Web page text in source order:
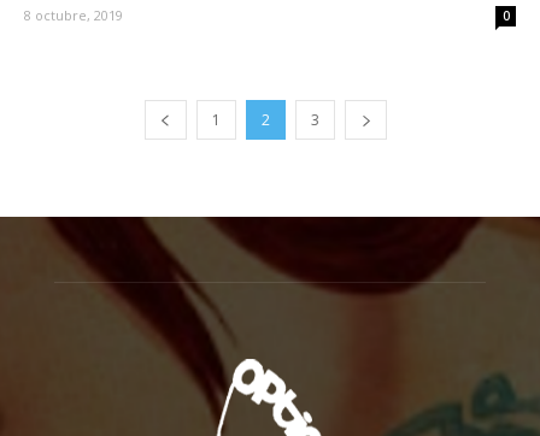
8 octubre, 2019 0
1 2 3